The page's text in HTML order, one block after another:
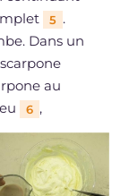
5 .
Dans un
au
6 ,